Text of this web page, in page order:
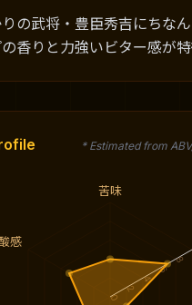
の武将・豊臣秀吉にちな
香りと力強いビター感が特
* Estimated from
苦味
感
0
2
4
6
8